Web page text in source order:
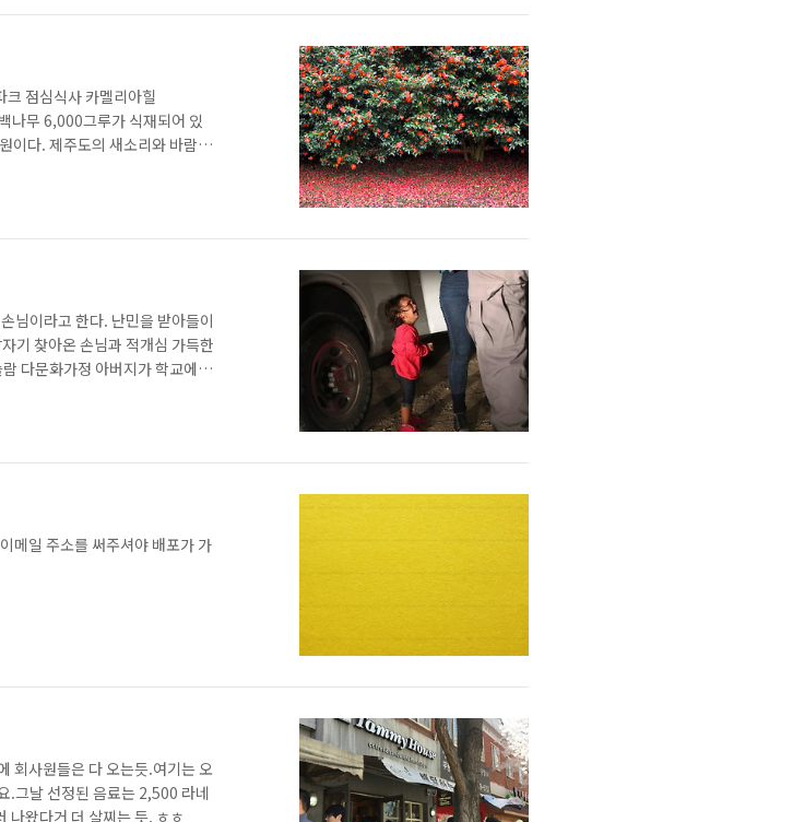
어도 예쁜 내 새끼와 달리.. 퉁..
점심식사 카멜리아힐
무 6,000그루가 식재되어 있
이다. 제주도의 새소리와 바람소
또는 천지연제주도 대표폭포!
가볼만한 곳
님이라고 한다. 난민을 받아들이
기 찾아온 손님과 적개심 가득한
다문화가정 아버지가 학교에
게 난리가 나지도 않았을 것이
터 시작하여 급기야는 테러리
메일 주소를 써주셔야 배포가 가
회사원들은 다 오는듯.여기는 오
.그날 선정된 음료는 2,500 라네
나왔다거 더 살찌는 듯. ㅎㅎ